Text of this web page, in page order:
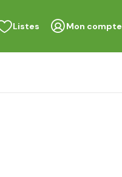
Listes Mon compte